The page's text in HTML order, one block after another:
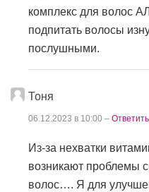
комплекс для волос
подпитать волосы
послушными.
Тоня
06.12.2023 в 10:00 – Ответить
Из-за нехватки
возникают проблемы
волос…. Я для